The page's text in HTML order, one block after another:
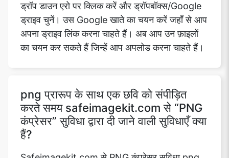
ड्रॉप डाउन एरो पर क्लिक करें और ड्रॉपबॉक्स/Google
ड्राइव चुनें। उस Google खाते का चयन करें जहाँ से आप
अपना ड्राइव लिंक करना चाहते हैं। अब आप उन फ़ाइलों
का चयन कर सकते हैं जिन्हें आप अपलोड करना चाहते हैं।
png प्रारूप के साथ एक छवि को संपीड़ित
करते समय safeimagekit.com से “PNG
कंप्रेसर” सुविधा द्वारा दी जाने वाली सुविधाएँ क्या
हैं?